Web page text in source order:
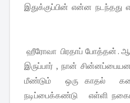
இதுக்குப்பின் என்ன நடந்தது
ஹீரோவா பிரதாப் போத்தன் .
இருப்பார் , நான்
மீண்டும் ஒரு காதல்
நடிப்பைக்கண்டு எள்ளி